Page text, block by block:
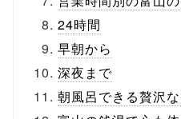
24時間
早朝から
深夜まで
朝風呂できる贅沢